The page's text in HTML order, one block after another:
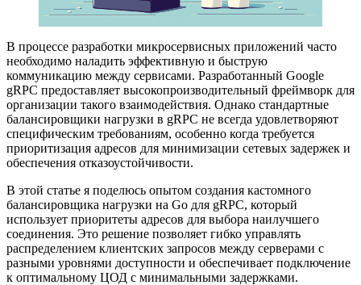
В процессе разработки микросервисных приложений часто
необходимо наладить эффективную и быструю
коммуникацию между сервисами. Разработанный Google
gRPC предоставляет высокопроизводительный фреймворк для
организации такого взаимодействия. Однако стандартные
балансировщики нагрузки в gRPC не всегда удовлетворяют
специфическим требованиям, особенно когда требуется
приоритизация адресов для минимизации сетевых задержек и
обеспечения отказоустойчивости.
В этой статье я поделюсь опытом создания кастомного
балансировщика нагрузки на Go для gRPC, который
использует приоритеты адресов для выбора наилучшего
соединения. Это решение позволяет гибко управлять
распределением клиентских запросов между серверами с
разными уровнями доступности и обеспечивает подключение
к оптимальному ЦОД с минимальными задержками.